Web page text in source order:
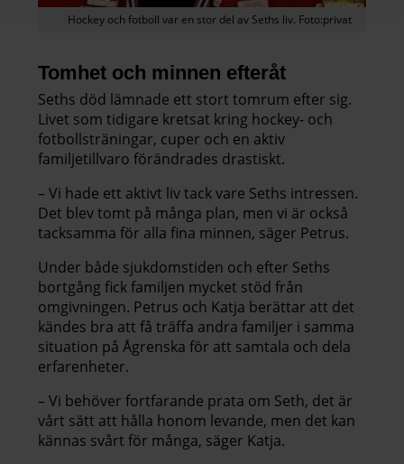
Hockey och fotboll var en stor del av Seths liv. Foto:privat
Tomhet och minnen efteråt
Seths död lämnade ett stort tomrum efter sig.
Livet som tidigare kretsat kring hockey- och
fotbollsträningar, cuper och en aktiv
familjetillvaro förändrades drastiskt.
– Vi hade ett aktivt liv tack vare Seths intressen.
Det blev tomt på många plan, men vi är också
tacksamma för alla fina minnen, säger Petrus.
Under både sjukdomstiden och efter Seths
bortgång fick familjen mycket stöd från
omgivningen. Petrus och Katja berättar att det
kändes bra att få träffa andra familjer i samma
situation på Ågrenska för att samtala och dela
erfarenheter.
– Vi behöver fortfarande prata om Seth, det är
vårt sätt att hålla honom levande, men det kan
kännas svårt för många, säger Katja.